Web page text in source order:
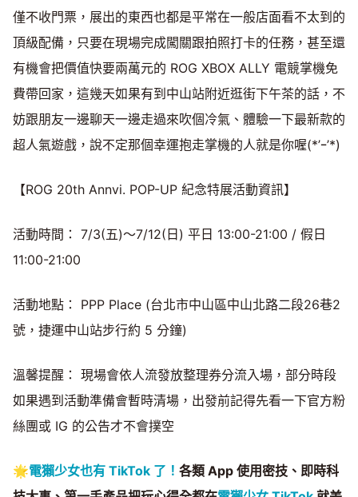
僅不收門票，展出的東西也都是平常在一般店面看不太到的
頂級配備，只要在現場完成闖關跟拍照打卡的任務，甚至還
有機會把價值快要兩萬元的 ROG XBOX ALLY 電競掌機免
費帶回家，這幾天如果有到中山站附近逛街下午茶的話，不
妨跟朋友一邊聊天一邊走過來吹個冷氣、體驗一下最新款的
超人氣遊戲，說不定那個幸運抱走掌機的人就是你喔(*’ｰ’*)
【ROG 20th Annvi. POP-UP 紀念特展活動資訊】
活動時間： 7/3(五)～7/12(日) 平日 13:00-21:00 / 假日
11:00-21:00
活動地點： PPP Place (台北市中山區中山北路二段26巷2
號，捷運中山站步行約 5 分鐘)
溫馨提醒： 現場會依人流發放整理券分流入場，部分時段
如果遇到活動準備會暫時清場，出發前記得先看一下官方粉
絲團或 IG 的公告才不會撲空
🌟電獺少女也有 TikTok 了！ 各類 App 使用密技、即時科